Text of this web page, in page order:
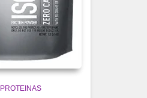
PROTEINAS